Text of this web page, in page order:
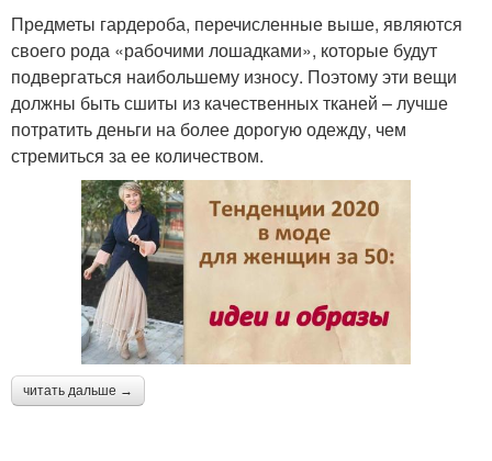
Предметы гардероба, перечисленные выше, являются
своего рода «рабочими лошадками», которые будут
подвергаться наибольшему износу. Поэтому эти вещи
должны быть сшиты из качественных тканей – лучше
потратить деньги на более дорогую одежду, чем
стремиться за ее количеством.
читать дальше →